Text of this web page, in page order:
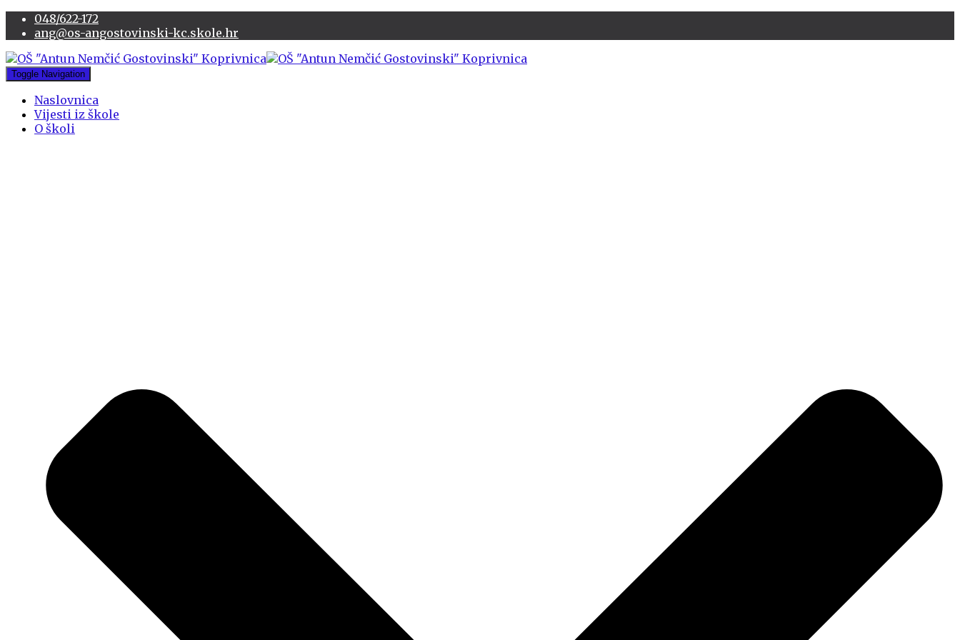
048/622-172
ang@os-angostovinski-kc.skole.hr
Toggle Navigation
Naslovnica
Vijesti iz škole
O školi